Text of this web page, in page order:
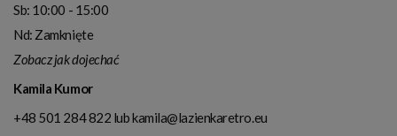
Sb: 10:00 - 15:00
Nd: Zamknięte
Zobacz jak dojechać
Kamila Kumor
+48 501 284 822 lubkamila@lazienkaretro.eu